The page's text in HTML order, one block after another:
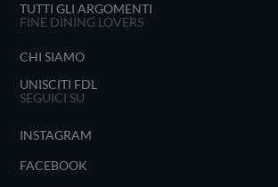
TUTTI GLI ARGOMENTI
FINE DINING LOVERS
CHI SIAMO
UNISCITI FDL
SEGUICI SU
INSTAGRAM
FACEBOOK